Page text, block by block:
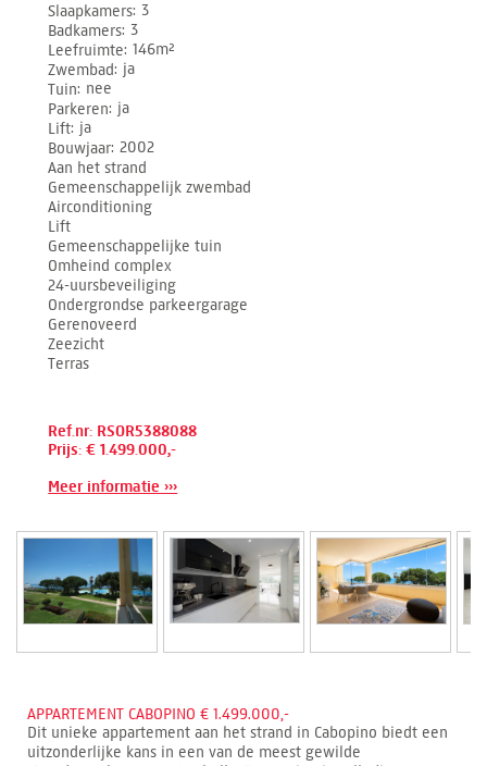
Slaapkamers 3
Badkamers 3
Leefruimte 146m²
Zwembad ja
Tuin nee
Parkeren ja
Lift ja
Bouwjaar 2002
Aan het strand
Gemeenschappelijk zwembad
Airconditioning
Lift
Gemeenschappelijke tuin
Omheind complex
24-uursbeveiliging
Ondergrondse parkeergarage
Gerenoveerd
Zeezicht
Terras
Ref.nr: RSOR5388088
Prijs: € 1.499.000,-
Meer informatie ›››
APPARTEMENT CABOPINO € 1.499.000,-
Dit unieke appartement aan het strand in Cabopino biedt een
uitzonderlijke kans in een van de meest gewilde